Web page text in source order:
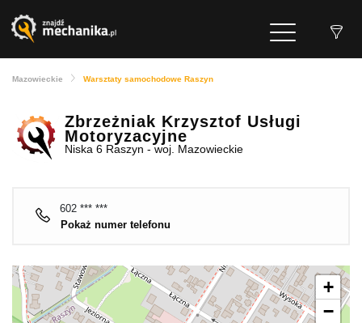
Mazowieckie Warsztaty samochodowe Raszyn
Zbrzeżniak Krzysztof Usługi
Motoryzacyjne
Niska 6 Raszyn - woj. Mazowieckie
602 *** ***
Pokaż numer telefonu
+
−